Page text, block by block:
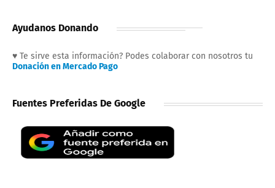
Ayudanos Donando
♥ Te sirve esta información? Podes colaborar con nosotros tu
Donación en Mercado Pago
Fuentes Preferidas De Google